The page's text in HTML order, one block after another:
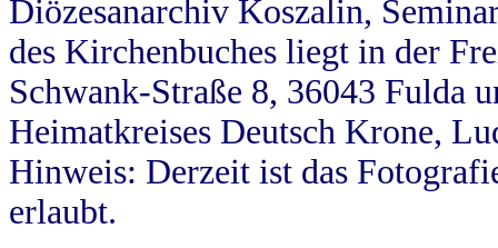
Diözesanarchiv Koszalin,
des Kirchenbuches liegt in der
Schwank-Straße 8, 36043 Fulda
Heimatkreises Deutsch Krone,
Hinweis: Derzeit ist das
erlaubt.